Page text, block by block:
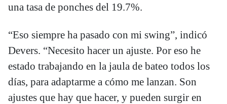
una tasa de ponches del 19.7%.
“Eso siempre ha pasado con mi swing”, indicó
Devers. “Necesito hacer un ajuste. Por eso he
estado trabajando en la jaula de bateo todos los
días, para adaptarme a cómo me lanzan. Son
ajustes que hay que hacer, y pueden surgir en